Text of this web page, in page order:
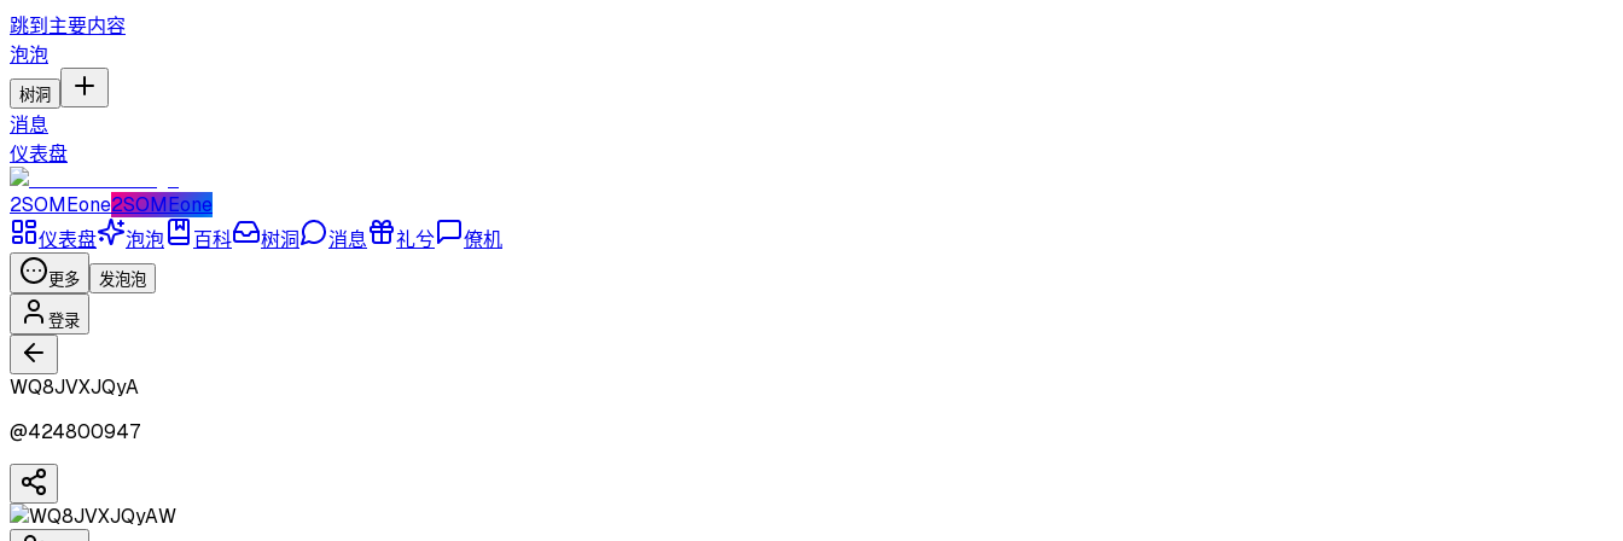
跳到主要内容
泡泡
树洞
消息
仪表盘
2SOMEone2SOMEone
仪表盘
泡泡 百科 树洞 消息 礼兮 僚机
更多 发泡泡
登录
WQ8JVXJQyA
@424800947
W